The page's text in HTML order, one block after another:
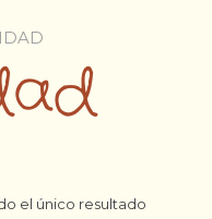
el único resultado